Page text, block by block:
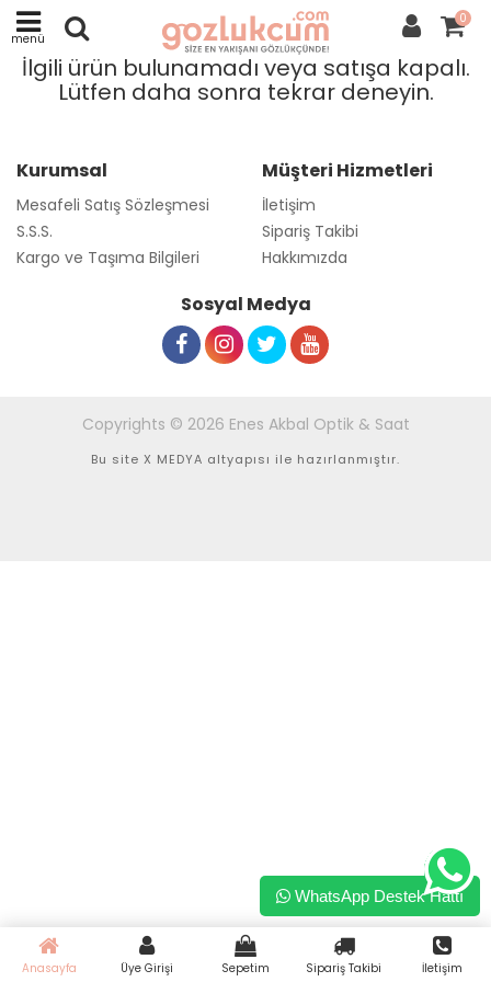
menü
0
İlgili ürün bulunamadı veya satışa kapalı.
Lütfen daha sonra tekrar deneyin.
Kurumsal
Mesafeli Satış Sözleşmesi
S.S.S.
Kargo ve Taşıma Bilgileri
Müşteri Hizmetleri
İletişim
Sipariş Takibi
Hakkımızda
Sosyal Medya
Copyrights © 2026 Enes Akbal Optik & Saat
Bu site X MEDYA altyapısı ile hazırlanmıştır.
Anasayfa Üye Girişi Sepetim Sipariş Takibi İletişim
WhatsApp Destek Hattı